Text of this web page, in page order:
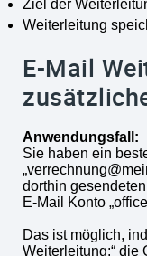
Ziel der
Weiterleitung
E-Mail
Anwendungsfall:
Sie haben ein
dorthin
E-Mail Konto
Das ist möglich,
Weiterleitung:“ die